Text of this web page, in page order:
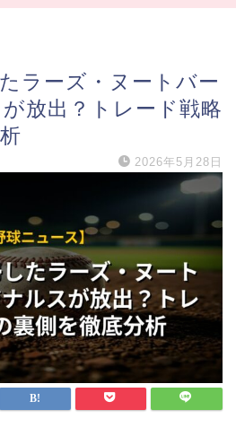
ラーズ・ヌートバー
放出？トレード戦略
2026年5月28日